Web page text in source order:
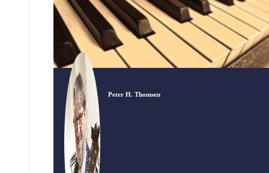
krigsførende nation? Varighed: 2×45 min. plus
Peter H. Thomsen